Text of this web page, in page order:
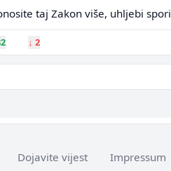
taj Zakon više, uhljebi
↓ 2
Dojavite vijest Impressum